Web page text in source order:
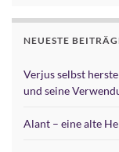
NEUESTE
Verjus selbst
und seine
Alant – eine alte